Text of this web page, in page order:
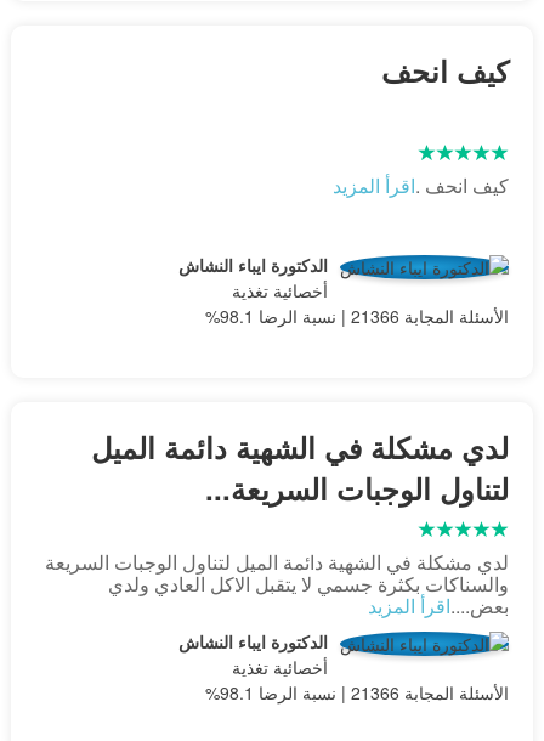
كيف انحف
كيف انحف .اقرأ المزيد
الدكتورة ايباء النشاش
أخصائية تغذية
الأسئلة المجابة 21366 | نسبة الرضا 98.1%
لدي مشكلة في الشهية دائمة الميل
لتناول الوجبات السريعة...
لدي مشكلة في الشهية دائمة الميل لتناول الوجبات السريعة
والسناكات بكثرة جسمي لا يتقبل الاكل العادي ولدي
بعض....اقرأ المزيد
الدكتورة ايباء النشاش
أخصائية تغذية
الأسئلة المجابة 21366 | نسبة الرضا 98.1%